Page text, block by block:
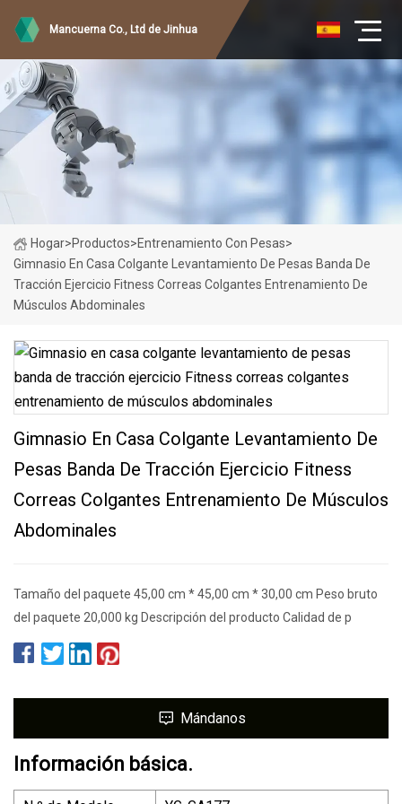
Mancuerna Co., Ltd de Jinhua
Hogar>Productos>Entrenamiento Con Pesas>
Gimnasio En Casa Colgante Levantamiento De Pesas Banda De
Tracción Ejercicio Fitness Correas Colgantes Entrenamiento De
Músculos Abdominales
Gimnasio En Casa Colgante Levantamiento De
Pesas Banda De Tracción Ejercicio Fitness
Correas Colgantes Entrenamiento De Músculos
Abdominales
Tamaño del paquete 45,00 cm * 45,00 cm * 30,00 cm Peso bruto
del paquete 20,000 kg Descripción del producto Calidad de p
Mándanos
Información básica.